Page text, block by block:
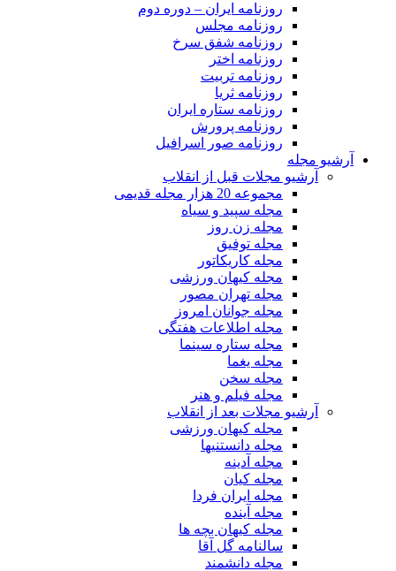
روزنامه ایران – دوره دوم
روزنامه مجلس
روزنامه شفق سرخ
روزنامه اختر
روزنامه تربیت
روزنامه ثریا
روزنامه ستاره ایران
روزنامه پرورش
روزنامه صور اسرافیل
آرشیو مجله
آرشیو مجلات قبل از انقلاب
مجموعه 20 هزار مجله قدیمی
مجله سپید و سیاه
مجله زن روز
مجله توفیق
مجله کاریکاتور
مجله کیهان ورزشی
مجله تهران مصور
مجله جوانان امروز
مجله اطلاعات هفتگی
مجله ستاره سینما
مجله یغما
مجله سخن
مجله فیلم و هنر
آرشیو مجلات بعد از انقلاب
مجله کیهان ورزشی
مجله دانستنیها
مجله آدینه
مجله کیان
مجله ایران فردا
مجله آینده
مجله کیهان بچه ها
سالنامه گل آقا
مجله دانشمند